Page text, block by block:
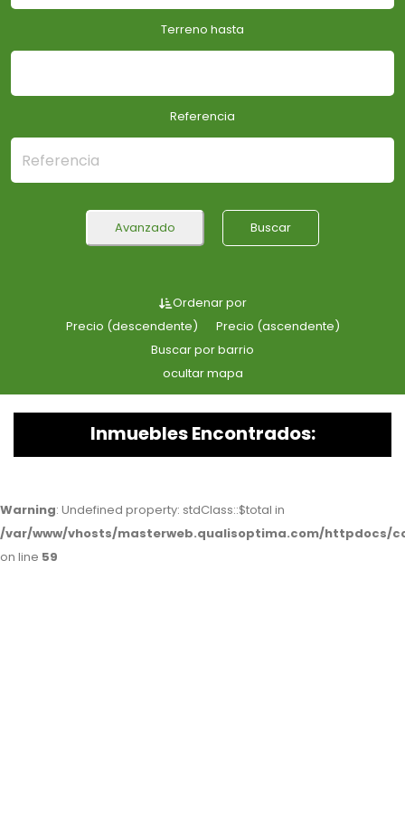
Terreno hasta
Referencia
Avanzado Buscar
Ordenar por
Precio (descendente)
Precio (ascendente)
Buscar por barrio
ocultar mapa
Inmuebles Encontrados:
Warning: Undefined property: stdClass::$total in
/var/www/vhosts/masterweb.qualisoptima.com/httpdocs/
on line 59